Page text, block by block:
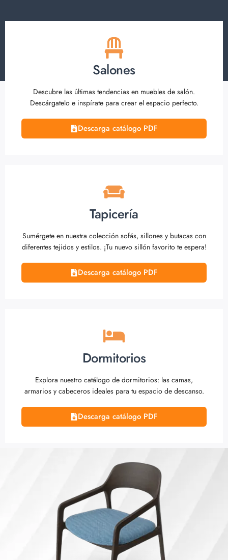
Salones
Descubre las últimas tendencias en muebles de salón.
Descárgatelo e inspírate para crear el espacio perfecto.
Descarga catálogo PDF
Tapicería
Sumérgete en nuestra colección sofás, sillones y butacas con
diferentes tejidos y estilos. ¡Tu nuevo sillón favorito te espera!
Descarga catálogo PDF
Dormitorios
Explora nuestro catálogo de dormitorios: las camas,
armarios y cabeceros ideales para tu espacio de descanso.
Descarga catálogo PDF